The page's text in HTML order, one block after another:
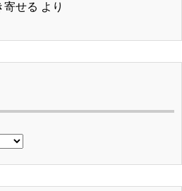
寄せる より